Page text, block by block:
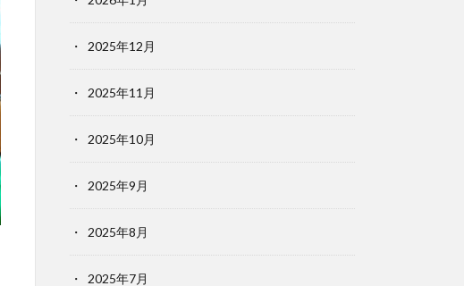
2025年12月
2025年11月
2025年10月
2025年9月
2025年8月
2025年7月